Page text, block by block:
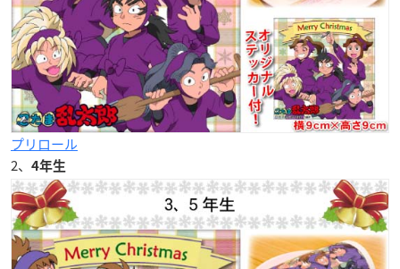
プリロール
2、
4年生